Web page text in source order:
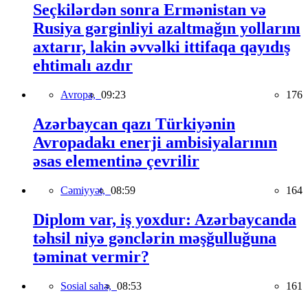
Seçkilərdən sonra Ermənistan və
Rusiya gərginliyi azaltmağın yollarını
axtarır, lakin əvvəlki ittifaqa qayıdış
ehtimalı azdır
Avropa, 09:23 176
Azərbaycan qazı Türkiyənin
Avropadakı enerji ambisiyalarının
əsas elementinə çevrilir
Cəmiyyət, 08:59 164
Diplom var, iş yoxdur: Azərbaycanda
təhsil niyə gənclərin məşğulluğuna
təminat vermir?
Sosial sahə, 08:53 161